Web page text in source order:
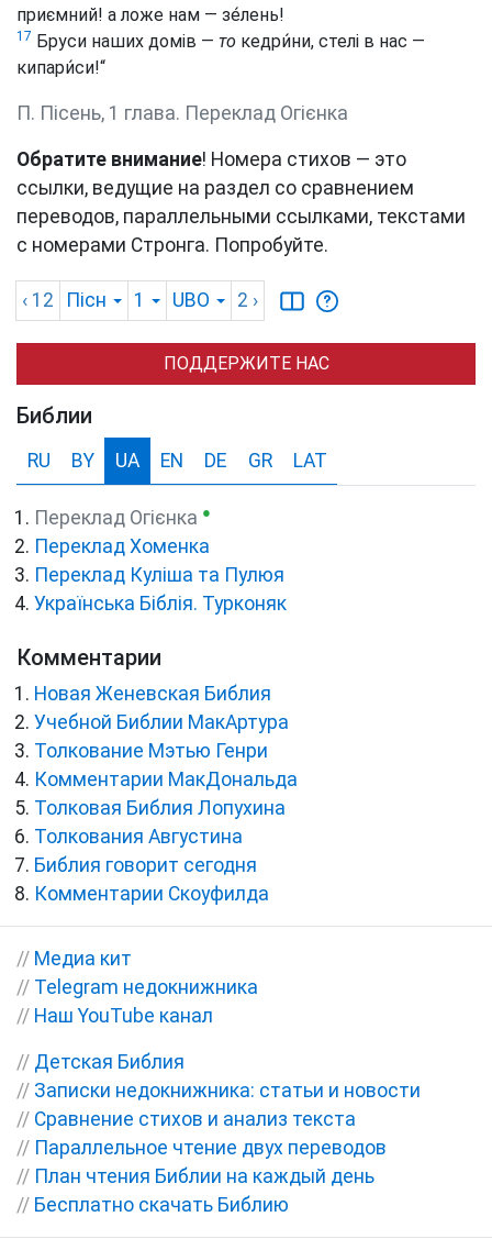
приємний! а ложе нам — зе́лень!
17 Бруси наших домів — то кедри́ни, стелі в нас —
кипари́си!“
П. Пісень, 1 глава. Переклад Огієнка
Обратите внимание! Номера стихов — это
ссылки, ведущие на раздел со сравнением
переводов, параллельными ссылками, текстами
с номерами Стронга. Попробуйте.
‹ 12 Пісн 1 UBO 2 ›
ПОДДЕРЖИТЕ НАС
Библии
RU BY UA EN DE GR LAT
Переклад Огієнка ●
Переклад Хоменка
Переклад Куліша та Пулюя
Українська Біблія. Турконяк
Комментарии
Новая Женевская Библия
Учебной Библии МакАртура
Толкование Мэтью Генри
Комментарии МакДональда
Толковая Библия Лопухина
Толкования Августина
Библия говорит сегодня
Комментарии Скоуфилда
// Медиа кит
// Telegram недокнижника
// Наш YouTube канал
// Детская Библия
// Записки недокнижника: статьи и новости
// Сравнение стихов и анализ текста
// Параллельное чтение двух переводов
// План чтения Библии на каждый день
// Бесплатно скачать Библию